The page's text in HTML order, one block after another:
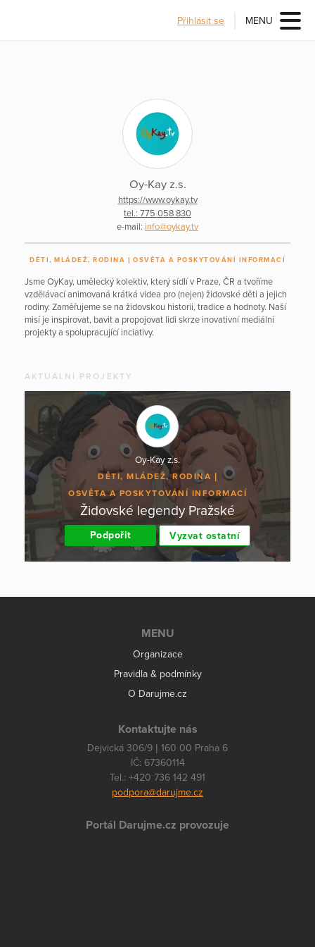
Přihlásit se MENU
Oy-Kay z.s.
https://www.oykay.tv
tel.: 775 058 830
e-mail: info@oykay.tv
DĚTI, MLÁDEŽ, RODINA OSVĚTA A POSKYTOVÁNÍ INFORMACÍ
Jsme OyKay, umělecký kolektiv, který sídlí v Praze, ČR a tvoříme
vzdělávací animovaná krátká videa pro (nejen) židovské děti a jejich
rodiny. Zaměřujeme se na židovskou historii, tradice a hodnoty. Naší
misí je inspirovat, bavit a propojovat lidi skrze inovativní mediální
projekty a spolupracující inciativy.
AKTUÁLNÍ PROJEKTY
Oy-Kay z.s.
DĚTI, MLÁDEŽ, RODINA
OSVĚTA A POSKYTOVÁNÍ INFORMACÍ
Židovské legendy Pražské
Podpořit Vyzvat ostatní
MENU
Organizace
Pravidla & podmínky
O Darujme.cz
Kontaktujte nás
Dejvická 306/9 | 160 00 Praha 6
IČ: 67360114
Tel.: +420 736 142 491
podpora@darujme.cz
Portál Darujme.cz provozuje